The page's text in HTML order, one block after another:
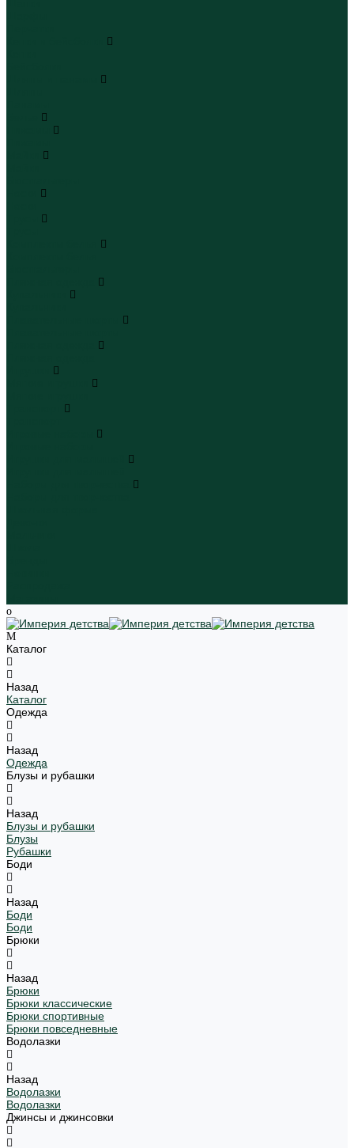
Каталог
Назад
Каталог
Одежда
Назад
Одежда
Блузы и рубашки
Назад
Блузы и рубашки
Блузы
Рубашки
Боди
Назад
Боди
Боди
Брюки
Назад
Брюки
Брюки классические
Брюки спортивные
Брюки повседневные
Водолазки
Назад
Водолазки
Водолазки
Джинсы и джинсовки